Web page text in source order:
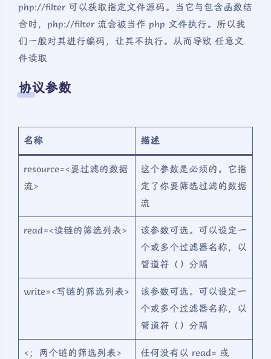
php://filter 可以获取指定文件源码。当它与包含函数结
合时，php://filter 流会被当作 php 文件执行。所以我
们一般对其进行编码，让其不执行。从而导致 任意文
件读取
协议参数
名称 描述
resource=<要过滤的数据
流>
这个参数是必须的。它指
定了你要筛选过滤的数据
流
read=<读链的筛选列表>
该参数可选。可以设定一
个或多个过滤器名称，以
管道符（）分隔
write=<写链的筛选列表>
该参数可选。可以设定一
个或多个过滤器名称，以
管道符（）分隔
<；两个链的筛选列表> 任何没有以 read= 或